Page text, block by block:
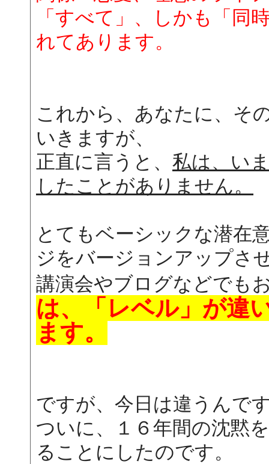
「すべて」、しかも「同
れてあります。
これから、あなたに、そ
いきますが、
正直に言うと、 私は、い
したことがありません。
とてもベーシックな潜在
ジをバージョンアップさ
講演会やブログなどでも
は、「レベル」が違
ます。
ですが、今日は違うんで
ついに、１６年間の沈黙
ることにしたのです。